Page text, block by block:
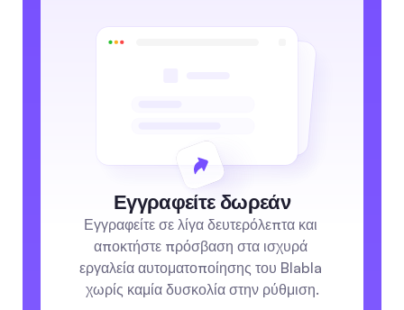
Εγγραφείτε δωρεάν
Εγγραφείτε σε λίγα δευτερόλεπτα και
αποκτήστε πρόσβαση στα ισχυρά
εργαλεία αυτοματοποίησης του Blabla
χωρίς καμία δυσκολία στην ρύθμιση.